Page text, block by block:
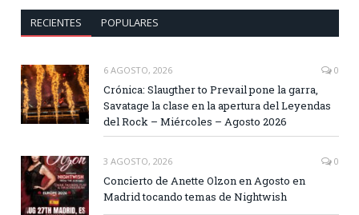
RECIENTES POPULARES
6 AGOSTO, 2026 0
Crónica: Slaugther to Prevail pone la garra,
Savatage la clase en la apertura del Leyendas
del Rock – Miércoles – Agosto 2026
3 AGOSTO, 2026 0
Concierto de Anette Olzon en Agosto en
Madrid tocando temas de Nightwish